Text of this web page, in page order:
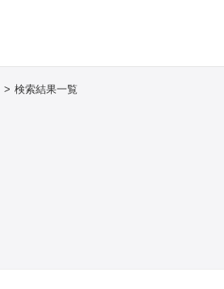
検索結果一覧